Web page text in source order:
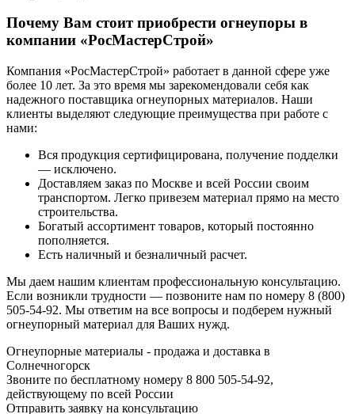
Почему Вам стоит приобрести огнеупоры в
компании «РосМастерСтрой»
Компания «РосМастерСтрой» работает в данной сфере уже
более 10 лет. За это время мы зарекомендовали себя как
надежного поставщика огнеупорных материалов. Наши
клиенты выделяют следующие преимущества при работе с
нами:
Вся продукция сертифицирована, получение подделки
— исключено.
Доставляем заказ по Москве и всей России своим
транспортом. Легко привезем материал прямо на место
строительства.
Богатый ассортимент товаров, который постоянно
пополняется.
Есть наличный и безналичный расчет.
Мы даем нашим клиентам профессиональную консультацию.
Если возникли трудности — позвоните нам по номеру 8 (800)
505-54-92. Мы ответим на все вопросы и подберем нужный
огнеупорный материал для Ваших нужд.
Огнеупорные материалы - продажа и доставка в
Солнечногорск
Звоните по бесплатному номеру 8 800 505-54-92,
действующему по всей России
Отправить заявку на консультацию